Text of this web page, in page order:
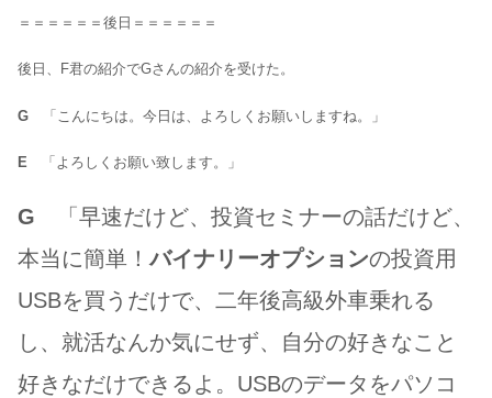
＝＝＝＝＝＝後日＝＝＝＝＝＝
後日、F君の紹介でGさんの紹介を受けた。
G 「こんにちは。今日は、よろしくお願いしますね。」
E 「よろしくお願い致します。」
G 「早速だけど、投資セミナーの話だけど、
本当に簡単！バイナリーオプションの投資用
USBを買うだけで、二年後高級外車乗れる
し、就活なんか気にせず、自分の好きなこと
好きなだけできるよ。USBのデータをパソコ